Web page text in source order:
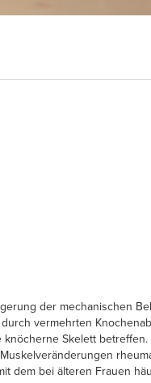
der mechanischen
vermehrten
Skelett
dem bei älteren Frauen